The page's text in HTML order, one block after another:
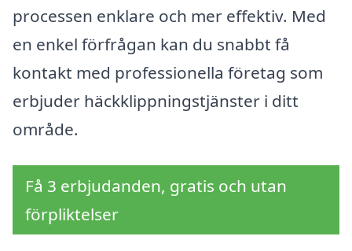
processen enklare och mer effektiv. Med
en enkel förfrågan kan du snabbt få
kontakt med professionella företag som
erbjuder häckklippningstjänster i ditt
område.
Få 3 erbjudanden, gratis och utan
förpliktelser